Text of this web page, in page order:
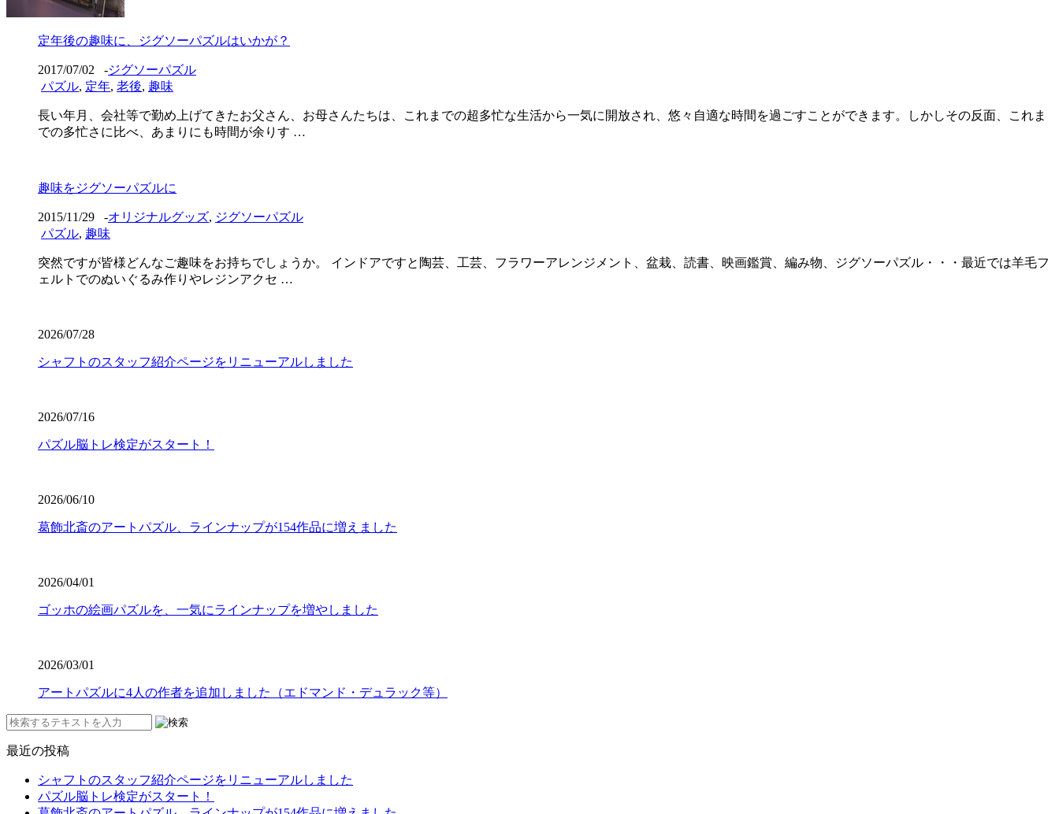
定年後の趣味に、ジグソーパズルはいかが？
2017/07/02 -ジグソーパズル
パズル, 定年, 老後, 趣味
長い年月、会社等で勤め上げてきたお父さん、お母さんたちは、これまでの超多忙な生活から一気に開放され、悠々自適な時間を過ごすことができます。しかしその反面、これま
での多忙さに比べ、あまりにも時間が余りす …
趣味をジグソーパズルに
2015/11/29 -オリジナルグッズ, ジグソーパズル
パズル, 趣味
突然ですが皆様どんなご趣味をお持ちでしょうか。 インドアですと陶芸、工芸、フラワーアレンジメント、盆栽、読書、映画鑑賞、編み物、ジグソーパズル・・・最近では羊毛フ
ェルトでのぬいぐるみ作りやレジンアクセ …
2026/07/28
シャフトのスタッフ紹介ページをリニューアルしました
2026/07/16
パズル脳トレ検定がスタート！
2026/06/10
葛飾北斎のアートパズル、ラインナップが154作品に増えました
2026/04/01
ゴッホの絵画パズルを、一気にラインナップを増やしました
2026/03/01
アートパズルに4人の作者を追加しました（エドマンド・デュラック等）
最近の投稿
シャフトのスタッフ紹介ページをリニューアルしました
パズル脳トレ検定がスタート！